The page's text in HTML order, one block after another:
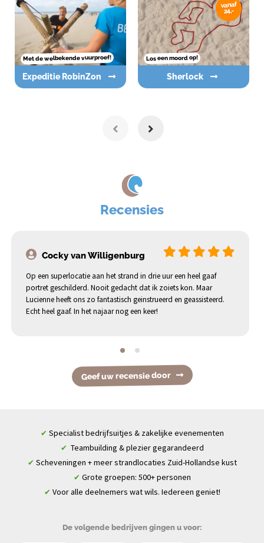
Met de welbekende vuurproef!
Expeditie RobinZon
vanaf
24,-
Los een moord op!
Sherlock
Recensies
Cocky van Willigenburg
Op een superlocatie aan het strand in drie uur een heel gaaf
portret geschilderd. Nooit gedacht dat ik zoiets kon. Maar
Lucienne heeft ons zo fantastisch geinstrueerd en geassisteerd.
Echt heel gaaf. In het najaar nog een keer!
Geef uw recensie door
✔ Specialist bedrijfsuitjes & zakelijke evenementen
✔ Teambuilding & plezier gegarandeerd
✔ Scheveningen + meer strandlocaties Zuid-Hollandse kust
✔ Grote groepen: 500+ personen
✔ Voor alle deelnemers wat wils. Iedereen geniet!
De volgende bedrijven gingen u voor: